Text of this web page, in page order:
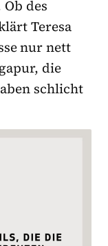
des
Teresa
nur nett
die
schlicht